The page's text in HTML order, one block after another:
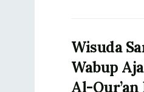
Wisuda
Wabup
Al-